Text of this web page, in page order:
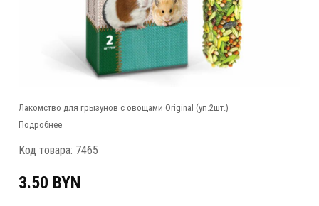
Лакомство для грызунов с овощами Original (уп.2шт.)
Подробнее
Код товара: 7465
3.50 BYN